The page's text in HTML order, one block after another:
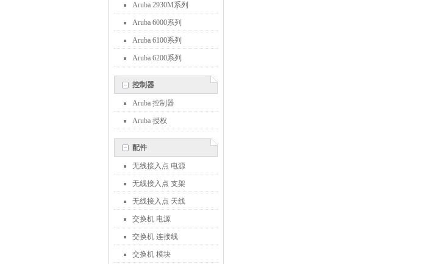
Aruba 2930M系列
Aruba 6000系列
Aruba 6100系列
Aruba 6200系列
控制器
Aruba 控制器
Aruba 授权
配件
无线接入点 电源
无线接入点 支架
无线接入点 天线
交换机 电源
交换机 连接线
交换机 模块